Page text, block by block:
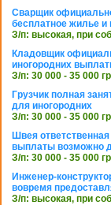
Сварщик
бесплатное жилье и
З/п: высокая, при
Кладовщик
иногородних
З/п: 30 000 - 35 000
Грузчик полная
для иногородних
З/п: 30 000 - 35 000
Швея
выплаты возможно
З/п: 30 000 - 35 000
Инженер-
вовремя
З/п: высокая, при